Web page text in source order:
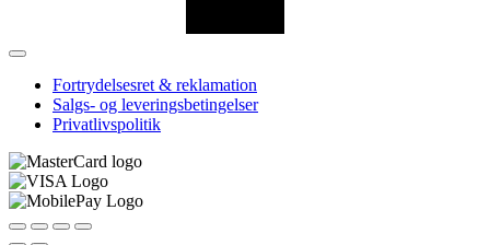
Fortrydelsesret & reklamation
Salgs- og leveringsbetingelser
Privatlivspolitik